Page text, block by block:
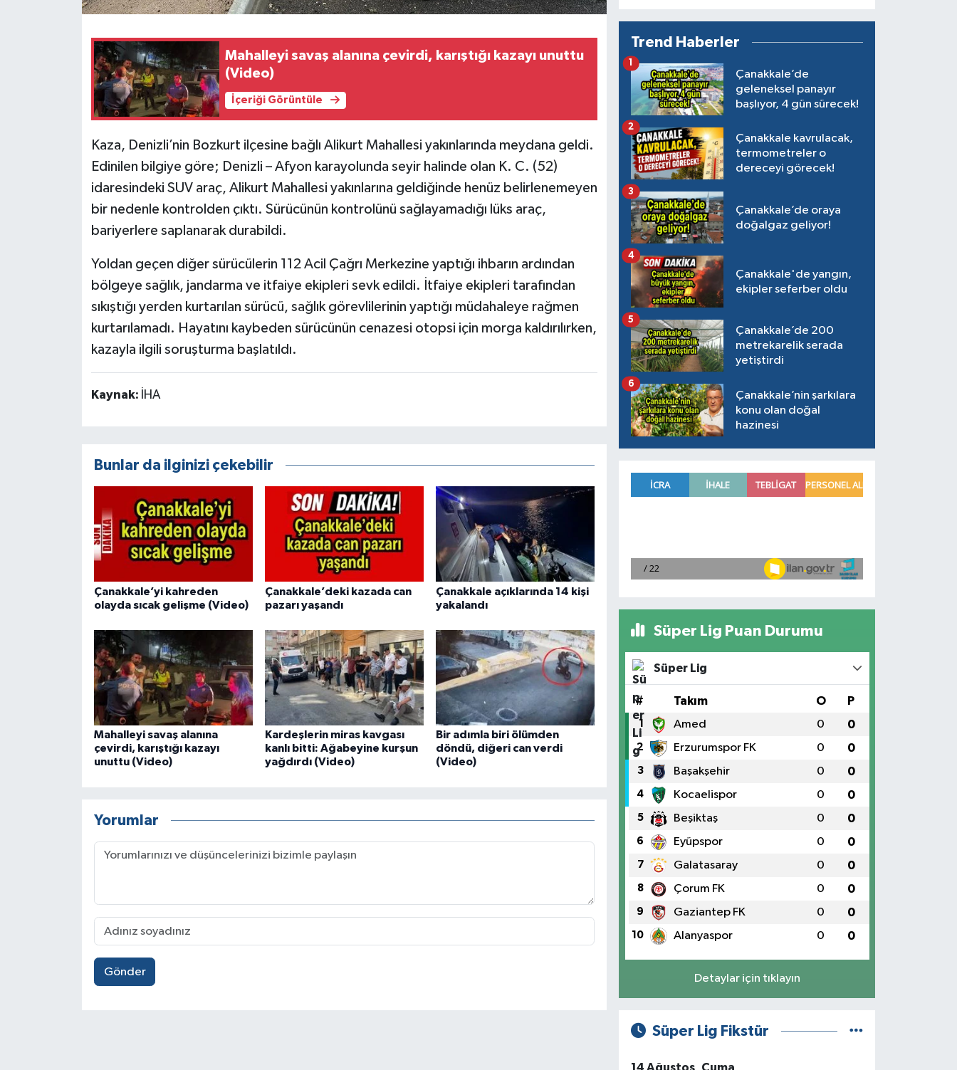
Mahalleyi savaş alanına çevirdi, karıştığı kazayı unuttu
(Video)
İçeriği Görüntüle
Kaza, Denizli’nin Bozkurt ilçesine bağlı Alikurt Mahallesi yakınlarında meydana geldi.
Edinilen bilgiye göre; Denizli – Afyon karayolunda seyir halinde olan K. C. (52)
idaresindeki SUV araç, Alikurt Mahallesi yakınlarına geldiğinde henüz belirlenemeyen
bir nedenle kontrolden çıktı. Sürücünün kontrolünü sağlayamadığı lüks araç,
bariyerlere saplanarak durabildi.
Yoldan geçen diğer sürücülerin 112 Acil Çağrı Merkezine yaptığı ihbarın ardından
bölgeye sağlık, jandarma ve itfaiye ekipleri sevk edildi. İtfaiye ekipleri tarafından
sıkıştığı yerden kurtarılan sürücü, sağlık görevlilerinin yaptığı müdahaleye rağmen
kurtarılamadı. Hayatını kaybeden sürücünün cenazesi otopsi için morga kaldırılırken,
kazayla ilgili soruşturma başlatıldı.
Kaynak: İHA
Bunlar da ilginizi çekebilir
Çanakkale’yi kahreden
olayda sıcak gelişme (Video)
Çanakkale’deki kazada can
pazarı yaşandı
Çanakkale açıklarında 14 kişi
yakalandı
Mahalleyi savaş alanına
çevirdi, karıştığı kazayı
unuttu (Video)
Kardeşlerin miras kavgası
kanlı bitti: Ağabeyine kurşun
yağdırdı (Video)
Bir adımla biri ölümden
döndü, diğeri can verdi
(Video)
Yorumlar
Gönder
Trend Haberler
Çanakkale’de
geleneksel panayır
başlıyor, 4 gün sürecek!
1
Çanakkale kavrulacak,
termometreler o
dereceyi görecek!
2
Çanakkale’de oraya
doğalgaz geliyor!
3
Çanakkale'de yangın,
ekipler seferber oldu
4
Çanakkale’de 200
metrekarelik serada
yetiştirdi
5
Çanakkale’nin şarkılara
konu olan doğal
hazinesi
6
Süper Lig Puan Durumu
Süper Lig
# Takım O P
1 Amed 0 0
2 Erzurumspor FK 0 0
3 Başakşehir 0 0
4 Kocaelispor 0 0
5 Beşiktaş 0 0
6 Eyüpspor 0 0
7 Galatasaray 0 0
8 Çorum FK 0 0
9 Gaziantep FK 0 0
10 Alanyaspor 0 0
Detaylar için tıklayın
Süper Lig Fikstür
14 Ağustos, Cuma